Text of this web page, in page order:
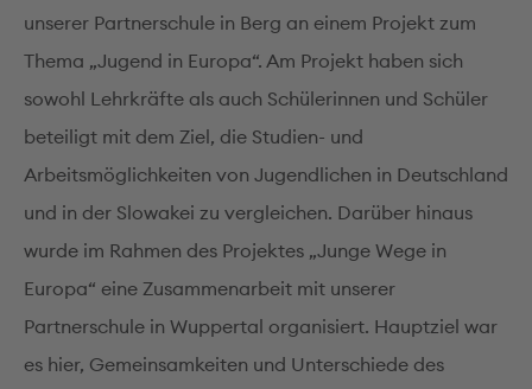
unserer Partnerschule in Berg an einem Projekt zum
Thema „Jugend in Europa“. Am Projekt haben sich
sowohl Lehrkräfte als auch Schülerinnen und Schüler
beteiligt mit dem Ziel, die Studien- und
Arbeitsmöglichkeiten von Jugendlichen in Deutschland
und in der Slowakei zu vergleichen. Darüber hinaus
wurde im Rahmen des Projektes „Junge Wege in
Europa“ eine Zusammenarbeit mit unserer
Partnerschule in Wuppertal organisiert. Hauptziel war
es hier, Gemeinsamkeiten und Unterschiede des